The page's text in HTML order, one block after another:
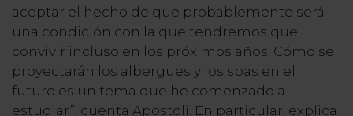
aceptar el hecho de que probablemente será
una condición con la que tendremos que
convivir incluso en los próximos años. Cómo se
proyectarán los albergues y los spas en el
futuro es un tema que he comenzado a
estudiar”, cuenta Apostoli. En particular, explica